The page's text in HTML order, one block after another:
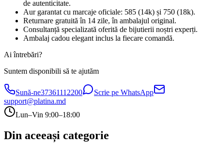
de autenticitate.
Aur garantat cu marcaje oficiale: 585 (14k) și 750 (18k).
Returnare gratuită în 14 zile, în ambalajul original.
Consultanță specializată oferită de bijutierii noștri experți.
Ambalaj cadou elegant inclus la fiecare comandă.
Ai întrebări?
Suntem disponibili să te ajutăm
Sună-ne37361112200
Scrie pe WhatsApp
support@platina.md
Lun–Vin 9:00–18:00
Din aceeași categorie